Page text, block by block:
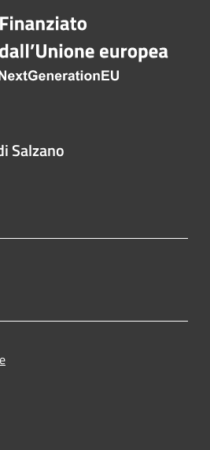
Salzano